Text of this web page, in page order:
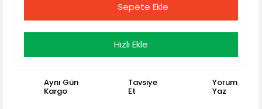
Sepete Ekle
Hızlı Ekle
Aynı Gün
Kargo
Tavsiye
Et
Yorum
Yaz